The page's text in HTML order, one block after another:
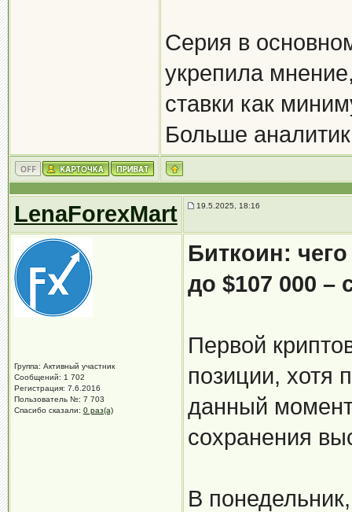
Серия в
укрепила
ставки как
Больше
LenaForexMart 19.5.2025, 18:16
Группа: Активный участник
Сообщений: 1 702
Регистрация: 7.6.2016
Пользователь №: 7 703
Спасибо сказали: 0 раз(а)
Биткоин:
до $107 000 –
Первой
позиции, хотя
данный
сохранения
В